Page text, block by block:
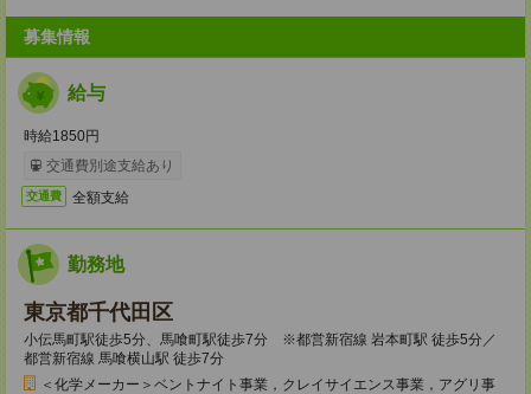
募集情報
給与
時給1850円
交通費別途支給あり
交通費 全額支給
勤務地
東京都千代田区
小伝馬町駅徒歩5分、馬喰町駅徒歩7分 ※都営新宿線 岩本町駅 徒歩5分／
都営新宿線 馬喰横山駅 徒歩7分
＜化学メーカー＞ベントナイト事業，クレイサイエンス事業，アグリ事